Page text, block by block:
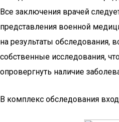
Все заключения врачей
представления военной
на результаты обследования,
собственные исследования,
опровергнуть наличие
В комплекс обследования